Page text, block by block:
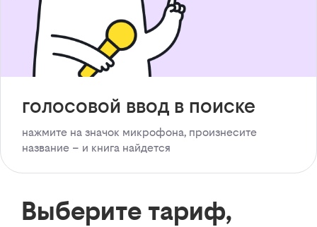
голосовой ввод в поиске
нажмите на значок микрофона, произнесите
название – и книга найдется
Выберите тариф,